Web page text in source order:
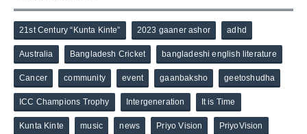
21st Century “Kunta Kinte” 2023 gaaner ashor adhd
Australia Bangladesh Cricket bangladeshi english literature
Cancer community event gaanbaksho geetoshudha
ICC Champions Trophy Intergeneration It is Time
Kunta Kinte music news Priyo Vision PriyoVision